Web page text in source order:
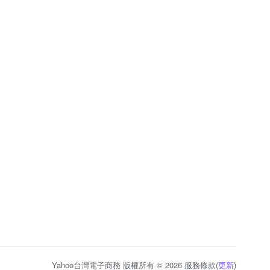
Yahoo台灣電子商務 版權所有 © 2026 服務條款(更新)